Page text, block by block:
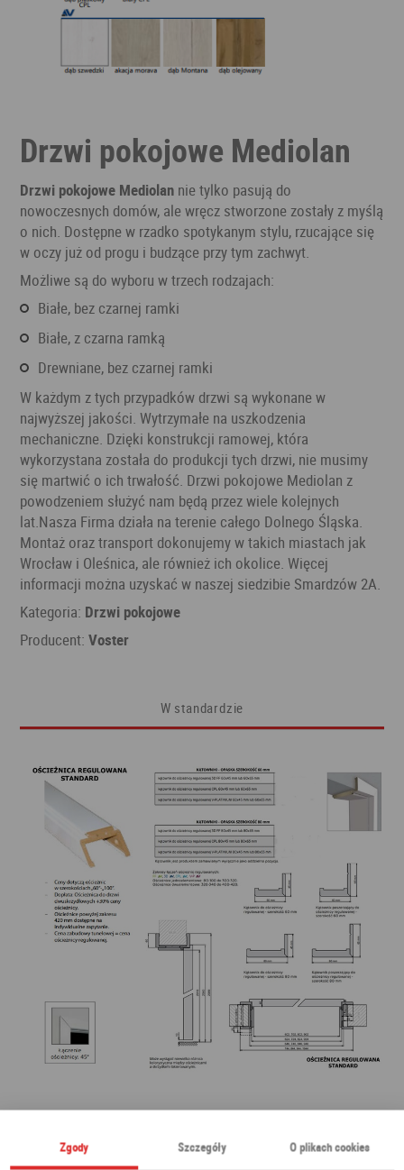
Drzwi pokojowe Mediolan
Drzwi pokojowe Mediolan nie tylko pasują do
nowoczesnych domów, ale wręcz stworzone zostały z myślą
o nich. Dostępne w rzadko spotykanym stylu, rzucające się
w oczy już od progu i budzące przy tym zachwyt.
Możliwe są do wyboru w trzech rodzajach:
białe, bez czarnej ramki
białe, z czarna ramką
drewniane, bez czarnej ramki
W każdym z tych przypadków drzwi są wykonane w
najwyższej jakości. Wytrzymałe na uszkodzenia
mechaniczne. Dzięki konstrukcji ramowej, która
wykorzystana została do produkcji tych drzwi, nie musimy
się martwić o ich trwałość. Drzwi pokojowe Mediolan z
powodzeniem służyć nam będą przez wiele kolejnych
lat.Nasza Firma działa na terenie całego Dolnego Śląska.
Montaż oraz transport dokonujemy w takich miastach jak
Wrocław i Oleśnica, ale również ich okolice. Więcej
informacji można uzyskać w naszej siedzibie Smardzów 2A.
Kategoria: Drzwi pokojowe
Producent:Voster
W standardzie
Zgody Szczegóły O plikach cookies